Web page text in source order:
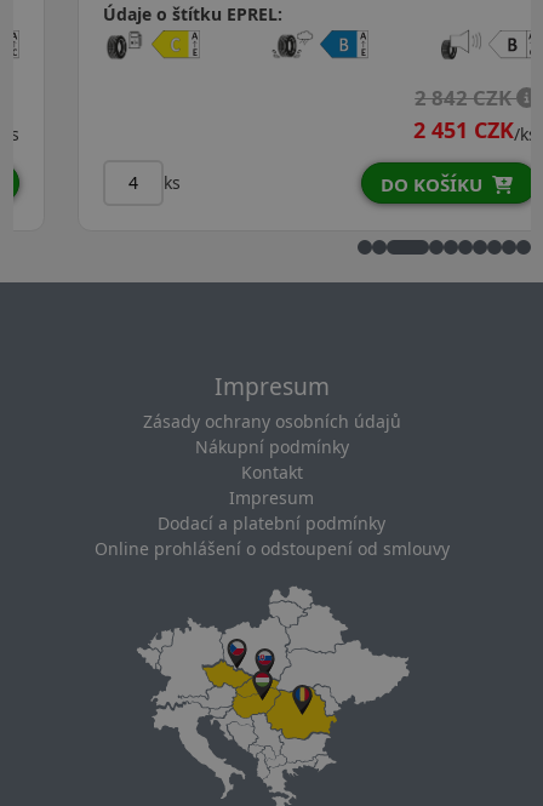
Údaje o štítku EPREL:
2 842 CZK
2 451 CZK /ks
ks DO KOŠÍKU
Impresum
Zásady ochrany osobních údajů
Nákupní podmínky
Kontakt
Impresum
Dodací a platební podmínky
Online prohlášení o odstoupení od smlouvy